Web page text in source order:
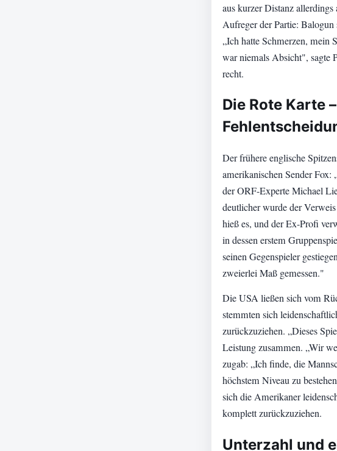
aus kurzer Distanz
Aufreger der Partie:
„Ich hatte Schmerzen, mein
war niemals Absicht", sagte
recht.
Die Rote Karte
Der frühere englische
amerikanischen Sender
der ORF-Experte Michael
deutlicher wurde der
hieß es, und der Ex-Profi
in dessen erstem
seinen Gegenspieler
zweierlei Maß gemessen."
Die USA ließen sich vom
stemmten sich
zurückzuziehen. „Dieses
Leistung zusammen. „Wir
zugab: „Ich finde, die
höchstem Niveau zu
sich die Amerikaner
komplett zurückzuziehen.
Unterzahl und